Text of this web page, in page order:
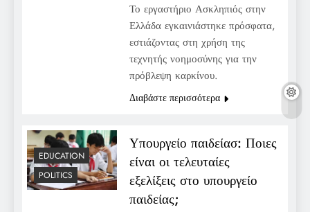
Το εργαστήριο Ασκληπιός στην
Ελλάδα εγκαινιάστηκε πρόσφατα,
εστιάζοντας στη χρήση της
τεχνητής νοημοσύνης για την
πρόβλεψη καρκίνου.
Διαβάστε περισσότερα
EDUCATION
POLITICS
Υπουργείο παιδείασ: Ποιες
είναι οι τελευταίες
εξελίξεις στο υπουργείο
παιδείας;